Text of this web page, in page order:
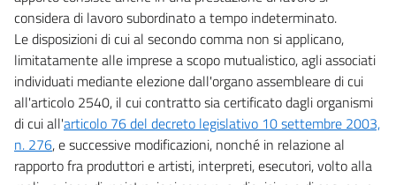
considera di lavoro subordinato a tempo indeterminato.
Le disposizioni di cui al secondo comma non si applicano,
limitatamente alle imprese a scopo mutualistico, agli associati
individuati mediante elezione dall'organo assembleare di cui
all'articolo 2540, il cui contratto sia certificato dagli organismi
di cui all'articolo 76 del decreto legislativo 10 settembre 2003,
n. 276, e successive modificazioni, nonché in relazione al
rapporto fra produttori e artisti, interpreti, esecutori, volto alla